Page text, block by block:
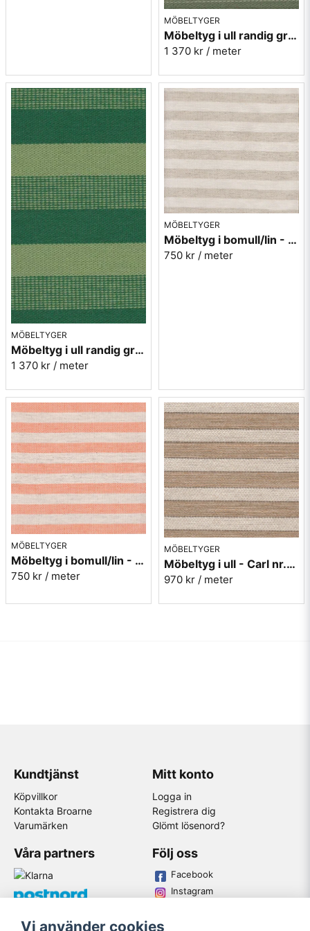
MÖBELTYGER
Möbeltyg i ull randig grön - Trio nr.70 Berghem
1 370 kr / meter
MÖBELTYGER
Möbeltyg i ull randig grön - Trio nr.71 Berghem
1 370 kr / meter
MÖBELTYGER
Möbeltyg i bomull/lin - Hampus nr.01 natur
750 kr / meter
MÖBELTYGER
Möbeltyg i bomull/lin - Hampus nr.37 orange
750 kr / meter
MÖBELTYGER
Möbeltyg i ull - Carl nr.80 brun
970 kr / meter
Kundtjänst
Köpvillkor
Kontakta Broarne
Varumärken
Mitt konto
Logga in
Registrera dig
Glömt lösenord?
Våra partners Följ oss
Facebook
Instagram
Vi använder cookies